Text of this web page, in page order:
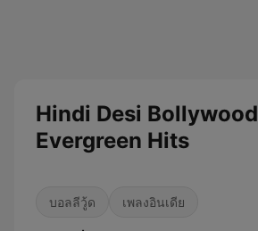
Hindi Desi Bollywood
Evergreen Hits
บอลลีวู้ด เพลงอินเดีย